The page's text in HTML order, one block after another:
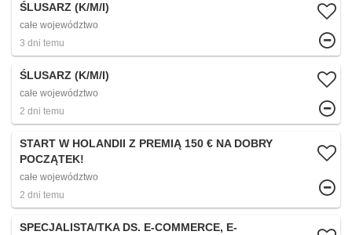
ŚLUSARZ (K/M/I)
całe województwo
3 dni temu
ŚLUSARZ (K/M/I)
całe województwo
2 dni temu
START W HOLANDII Z PREMIĄ 150 € NA DOBRY
POCZĄTEK!
całe województwo
2 dni temu
SPECJALISTA/TKA DS. E-COMMERCE, E-